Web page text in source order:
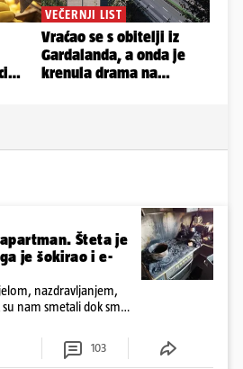
Šteta je
je šokirao i e-
nazdravljanjem,
nam smetali dok smo
103